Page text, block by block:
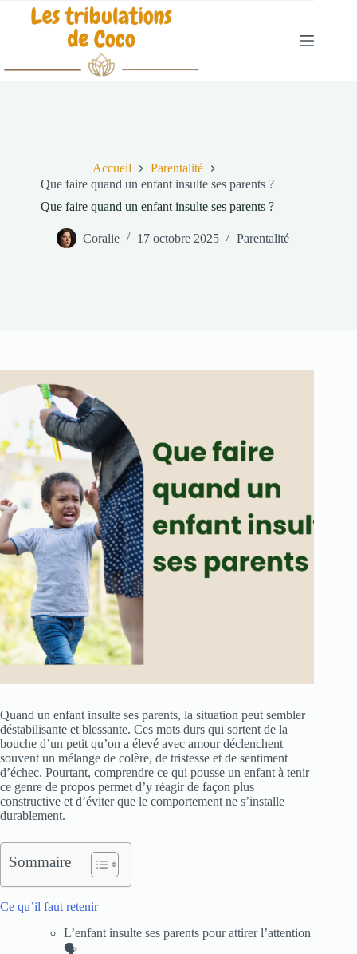
Accueil
Parentalité
Que faire quand un enfant insulte ses parents ?
Que faire quand un enfant insulte ses parents ?
Coralie 17 octobre 2025 Parentalité
Quand un enfant insulte ses parents, la situation peut sembler
déstabilisante et blessante. Ces mots durs qui sortent de la
bouche d’un petit qu’on a élevé avec amour déclenchent
souvent un mélange de colère, de tristesse et de sentiment
d’échec. Pourtant, comprendre ce qui pousse un enfant à tenir
ce genre de propos permet d’y réagir de façon plus
constructive et d’éviter que le comportement ne s’installe
durablement.
Sommaire
Ce qu’il faut retenir
L’enfant insulte ses parents pour attirer l’attention
🗣️